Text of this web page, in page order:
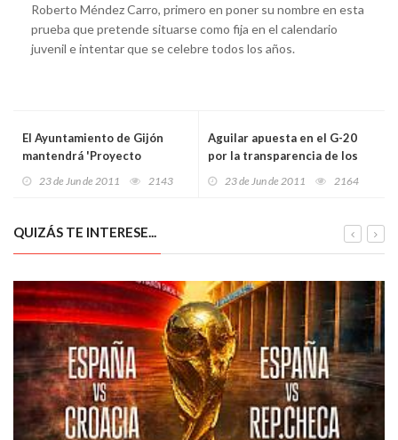
Roberto Méndez Carro, primero en poner su nombre en esta
prueba que pretende situarse como fija en el calendario
juvenil e intentar que se celebre todos los años.
El Ayuntamiento de Gijón
mantendrá 'Proyecto
23 de Jun de 2011 2143
Aguilar apuesta en el G-20
por la transparencia de los
23 de Jun de 2011 2164
QUIZÁS TE INTERESE...